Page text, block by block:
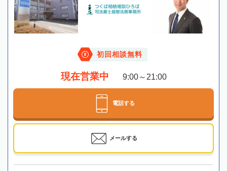
初回相談無料
現在営業中 9:00～21:00
電話する
メールする